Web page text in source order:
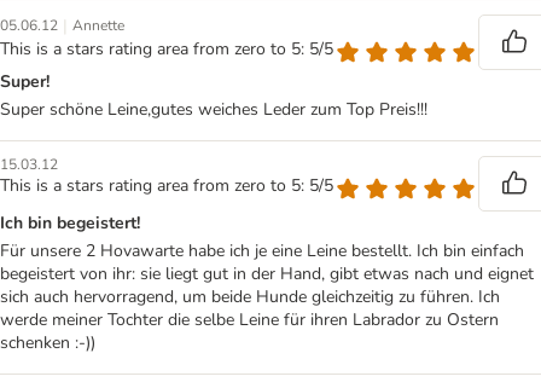
05.06.12 | Annette
This is a stars rating area from zero to 5: 5/5
Super!
Super schöne Leine,gutes weiches Leder zum Top Preis!!!
15.03.12
This is a stars rating area from zero to 5: 5/5
Ich bin begeistert!
Für unsere 2 Hovawarte habe ich je eine Leine bestellt. Ich bin einfach
begeistert von ihr: sie liegt gut in der Hand, gibt etwas nach und eignet
sich auch hervorragend, um beide Hunde gleichzeitig zu führen. Ich
werde meiner Tochter die selbe Leine für ihren Labrador zu Ostern
schenken :-))